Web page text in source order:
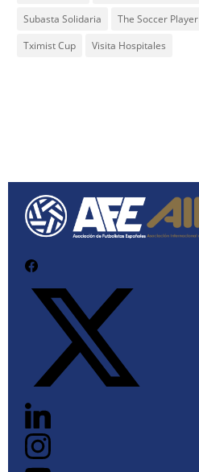
Subasta Solidaria
The Soccer Player
Tximist Cup
Visita Hospitales